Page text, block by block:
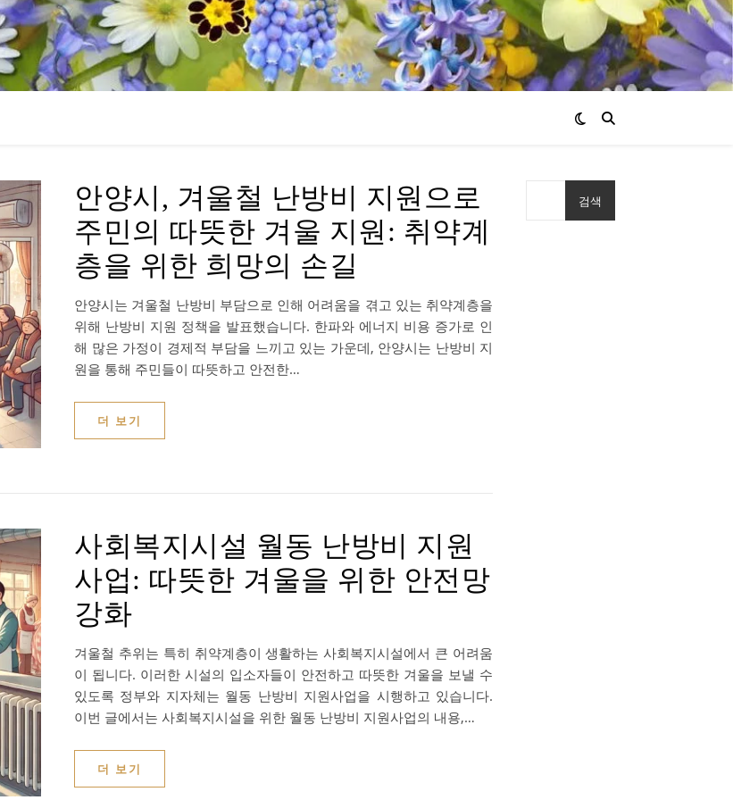
안양시, 겨울철 난방비 지원으로
주민의 따뜻한 겨울 지원: 취약계
층을 위한 희망의 손길
안양시는 겨울철 난방비 부담으로 인해 어려움을 겪고 있는 취약계층을
위해 난방비 지원 정책을 발표했습니다. 한파와 에너지 비용 증가로 인
해 많은 가정이 경제적 부담을 느끼고 있는 가운데, 안양시는 난방비 지
원을 통해 주민들이 따뜻하고 안전한…
더 보기
사회복지시설 월동 난방비 지원
사업: 따뜻한 겨울을 위한 안전망
강화
겨울철 추위는 특히 취약계층이 생활하는 사회복지시설에서 큰 어려움
이 됩니다. 이러한 시설의 입소자들이 안전하고 따뜻한 겨울을 보낼 수
있도록 정부와 지자체는 월동 난방비 지원사업을 시행하고 있습니다.
이번 글에서는 사회복지시설을 위한 월동 난방비 지원사업의 내용,…
더 보기
검색